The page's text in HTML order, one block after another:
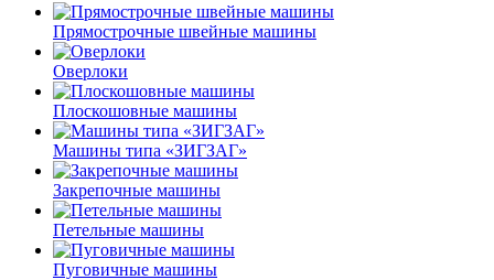
Прямострочные швейные машины
Оверлоки
Плоскошовные машины
Машины типа «ЗИГЗАГ»
Закрепочные машины
Петельные машины
Пуговичные машины